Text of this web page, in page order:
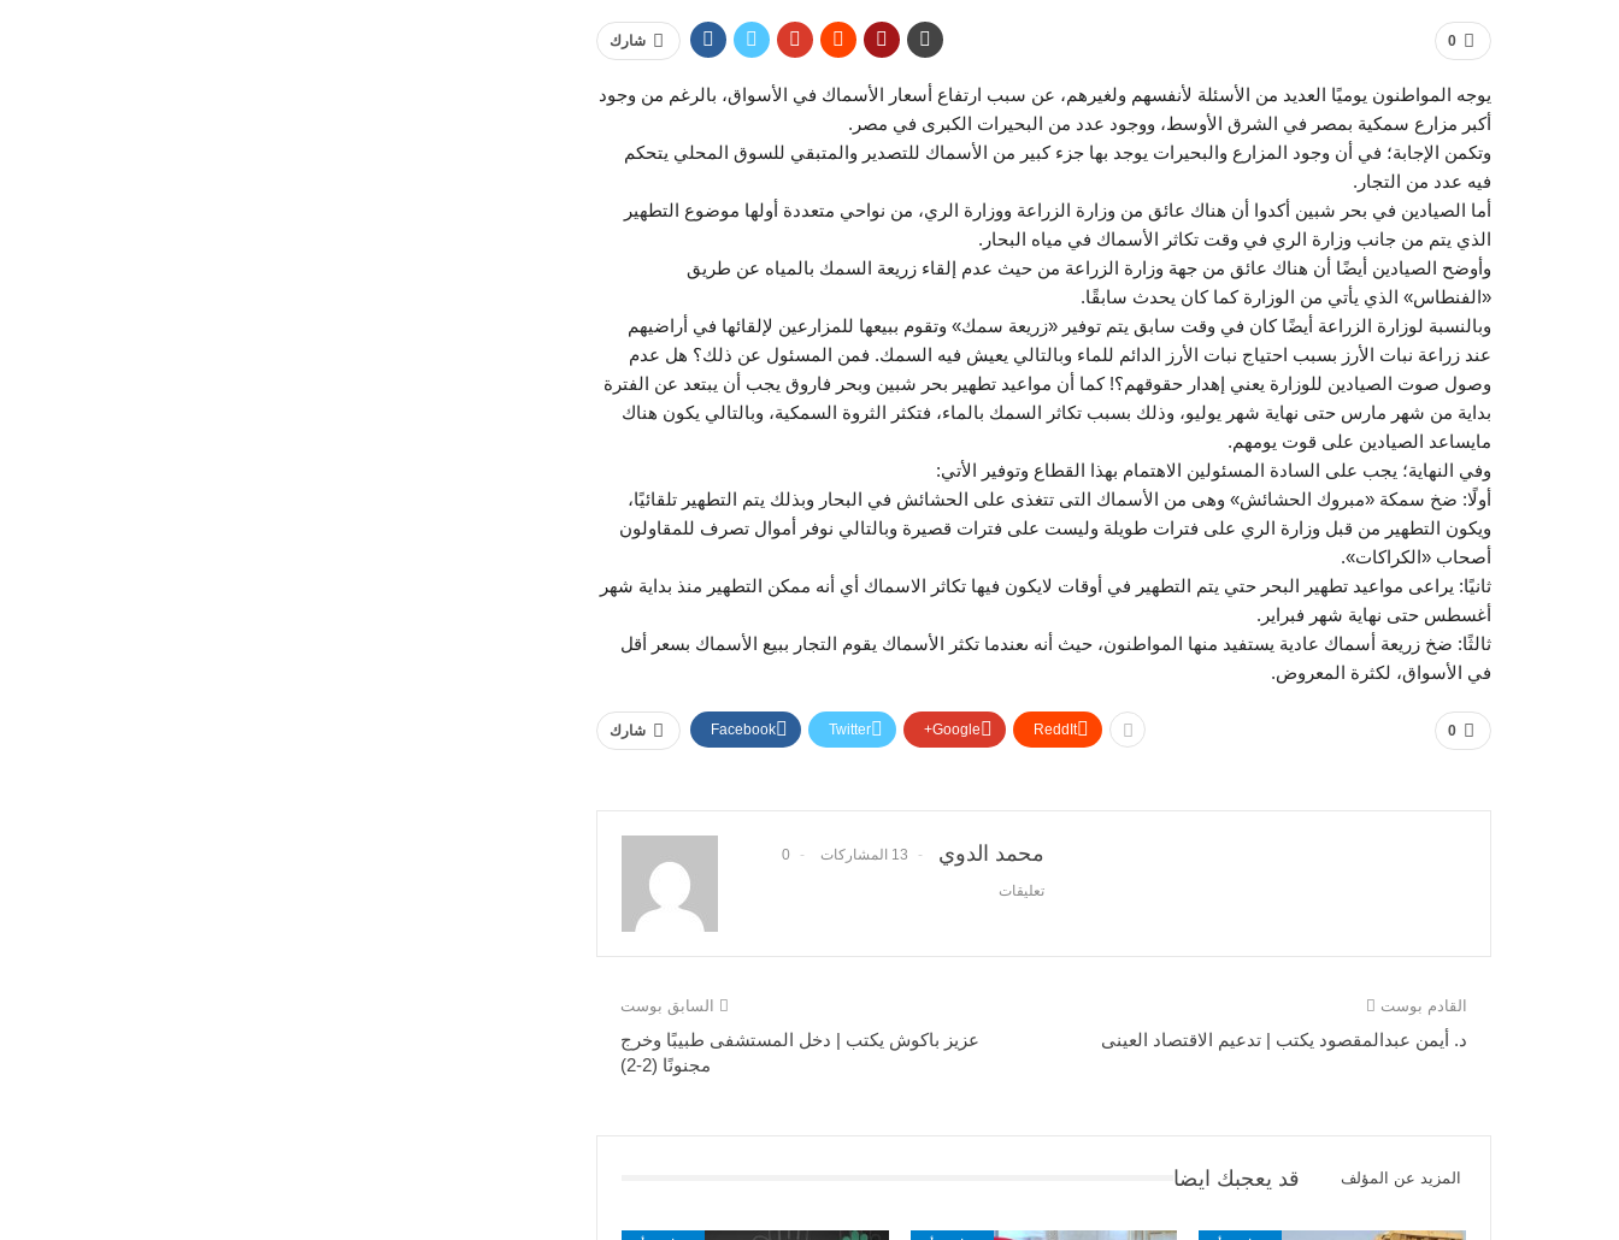
0 شارك
يوجه المواطنون يوميًا العديد من الأسئلة لأنفسهم ولغيرهم، عن سبب ارتفاع أسعار الأسماك في الأسواق، بالرغم من وجود
أكبر مزارع سمكية بمصر في الشرق الأوسط، ووجود عدد من البحيرات الكبرى في مصر.
وتكمن الإجابة؛ في أن وجود المزارع والبحيرات يوجد بها جزء كبير من الأسماك للتصدير والمتبقي للسوق المحلي يتحكم
فيه عدد من التجار.
أما الصيادين في بحر شبين أكدوا أن هناك عائق من وزارة الزراعة ووزارة الري، من نواحي متعددة أولها موضوع التطهير
الذي يتم من جانب وزارة الري في وقت تكاثر الأسماك في مياه البحار.
وأوضح الصيادين أيضًا أن هناك عائق من جهة وزارة الزراعة من حيث عدم إلقاء زريعة السمك بالمياه عن طريق
«الفنطاس» الذي يأتي من الوزارة كما كان يحدث سابقًا.
وبالنسبة لوزارة الزراعة أيضًا كان في وقت سابق يتم توفير «زريعة سمك» وتقوم ببيعها للمزارعين لإلقائها في أراضيهم
عند زراعة نبات الأرز بسبب احتياج نبات الأرز الدائم للماء وبالتالي يعيش فيه السمك. فمن المسئول عن ذلك؟ هل عدم
وصول صوت الصيادين للوزارة يعني إهدار حقوقهم؟! كما أن مواعيد تطهير بحر شبين وبحر فاروق يجب أن يبتعد عن الفترة
بداية من شهر مارس حتى نهاية شهر يوليو، وذلك بسبب تكاثر السمك بالماء، فتكثر الثروة السمكية، وبالتالي يكون هناك
مايساعد الصيادين على قوت يومهم.
وفي النهاية؛ يجب على السادة المسئولين الاهتمام بهذا القطاع وتوفير الأتي:
أولًا: ضخ سمكة «مبروك الحشائش» وهى من الأسماك التى تتغذى على الحشائش في البحار وبذلك يتم التطهير تلقائيًا،
ويكون التطهير من قبل وزارة الري على فترات طويلة وليست على فترات قصيرة وبالتالي نوفر أموال تصرف للمقاولون
أصحاب «الكراكات».
ثانيًا: يراعى مواعيد تطهير البحر حتي يتم التطهير في أوقات لايكون فيها تكاثر الاسماك أي أنه ممكن التطهير منذ بداية شهر
أغسطس حتى نهاية شهر فبراير.
ثالثًا: ضخ زريعة أسماك عادية يستفيد منها المواطنون، حيث أنه ىعندما تكثر الأسماك يقوم التجار ببيع الأسماك بسعر أقل
في الأسواق، لكثرة المعروض.
0 شارك Facebook Twitter Google+ ReddIt
محمد الدوي 13 المشاركات 0
تعليقات
السابق بوست
عزيز باكوش يكتب | دخل المستشفى طبيبًا وخرج
مجنونًا (2-2)
القادم بوست
د. أيمن عبدالمقصود يكتب | تدعيم الاقتصاد العينى
قد يعجبك ايضا المزيد عن المؤلف